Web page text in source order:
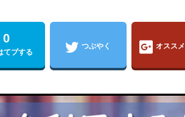
0
てブする
つぶやく オスス